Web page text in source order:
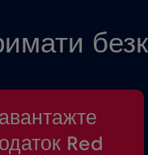
Red